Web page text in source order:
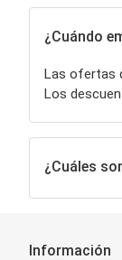
¿Cuándo
Las ofertas
Los
¿Cuáles
Información